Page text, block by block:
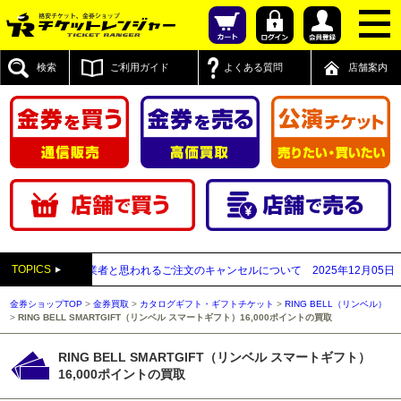
検索 ご利用ガイド よくある質問 店舗案内
TOPICS
払い買取業者と思われるご注文のキャンセルについて 2025年12月05日 【2025
金券ショップTOP >金券買取 > カタログギフト・ギフトチケット >RING BELL（リンベル）
>RING BELL SMARTGIFT（リンベル スマートギフト）16,000ポイントの買取
RING BELL SMARTGIFT（リンベル スマートギフト）
16,000ポイントの買取